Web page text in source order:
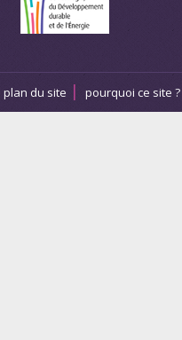
plan du site pourquoi ce site ?